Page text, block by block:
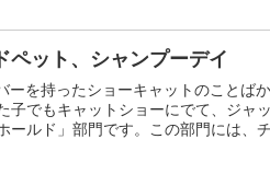
ペット、シャンプーデイ
ーを持ったショーキャットのことば
子でもキャットショーにでて、ジャ
ールド」部門です。この部門には、